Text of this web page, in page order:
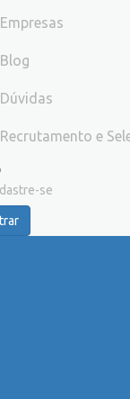
Empresas
Blog
Dúvidas
Recrutamento e
se